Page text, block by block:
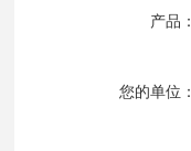
产品：
您的单位：